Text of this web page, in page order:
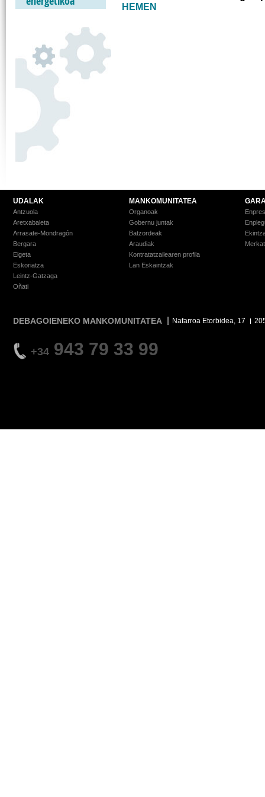
HEMEN
UDALAK
Antzuola
Aretxabaleta
Arrasate-Mondragón
Bergara
Elgeta
Eskoriatza
Leintz-Gatzaga
Oñati
MANKOMUNITATEA
Organoak
Gobernu juntak
Batzordeak
Araudiak
Kontratatzailearen profila
Lan Eskaintzak
DEBAGOIENEKO MANKOMUNITATEA Nafarroa Etorbidea, 17
+34 943 79 33 99